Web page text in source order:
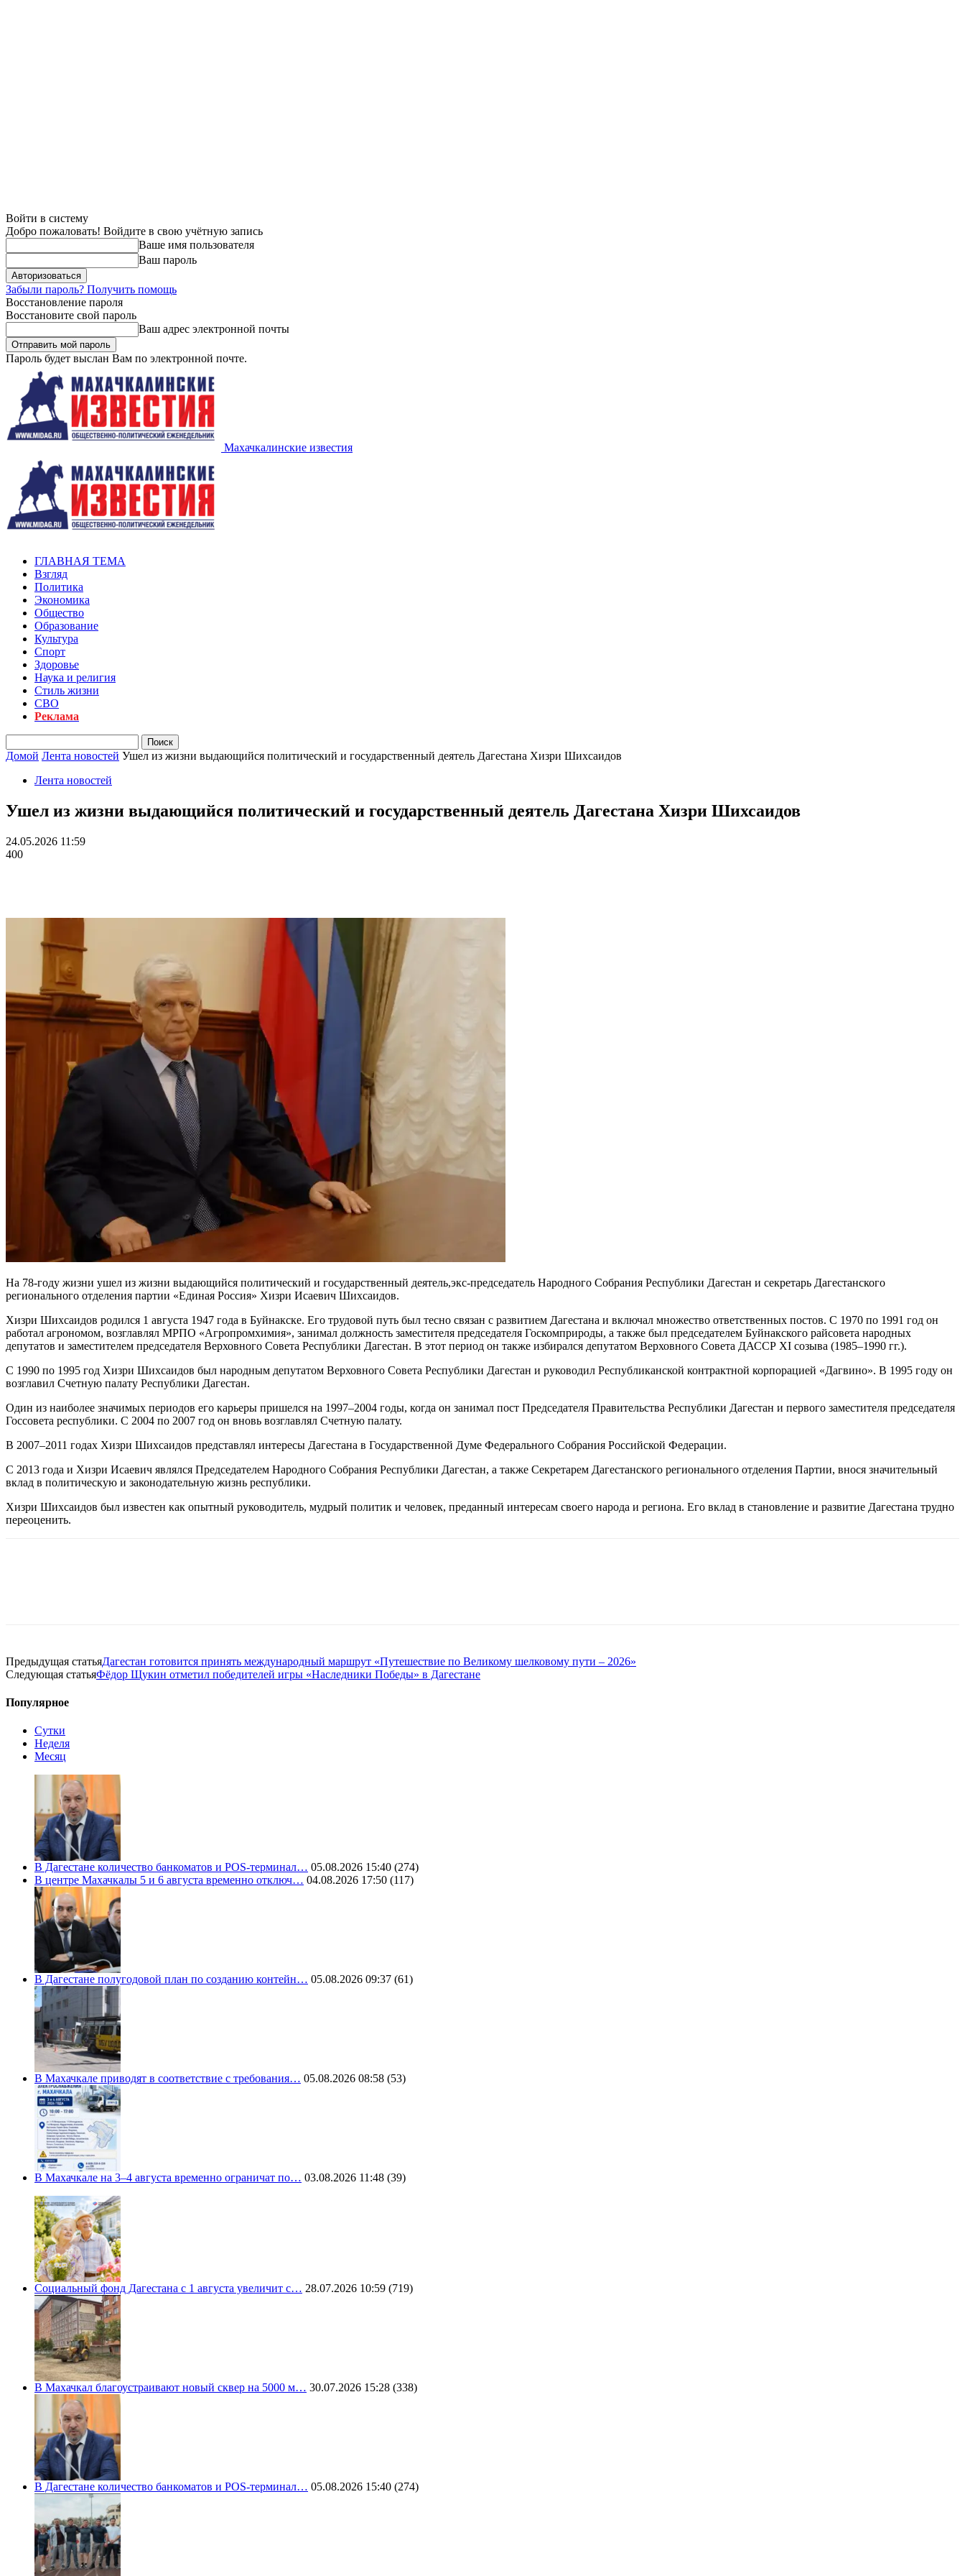
Войти в систему
Добро пожаловать! Войдите в свою учётную запись
Ваше имя пользователя
Ваш пароль
Забыли пароль? Получить помощь
Восстановление пароля
Восстановите свой пароль
Ваш адрес электронной почты
Пароль будет выслан Вам по электронной почте.
Махачкалинские известия
ГЛАВНАЯ ТЕМА
Взгляд
Политика
Экономика
Общество
Образование
Культура
Спорт
Здоровье
Наука и религия
Стиль жизни
СВО
Реклама
Домой Лента новостей Ушел из жизни выдающийся политический и государственный деятель Дагестана Хизри Шихсаидов
Лента новостей
Ушел из жизни выдающийся политический и государственный деятель Дагестана Хизри Шихсаидов
24.05.2026 11:59
400
На 78-году жизни ушел из жизни выдающийся политический и государственный деятель,экс-председатель Народного Собрания Республики Дагестан и секретарь Дагестанского
регионального отделения партии «Единая Россия» Хизри Исаевич Шихсаидов.
Хизри Шихсаидов родился 1 августа 1947 года в Буйнакске. Его трудовой путь был тесно связан с развитием Дагестана и включал множество ответственных постов. С 1970 по 1991 год он
работал агрономом, возглавлял МРПО «Агропромхимия», занимал должность заместителя председателя Госкомприроды, а также был председателем Буйнакского райсовета народных
депутатов и заместителем председателя Верховного Совета Республики Дагестан. В этот период он также избирался депутатом Верховного Совета ДАССР XI созыва (1985–1990 гг.).
С 1990 по 1995 год Хизри Шихсаидов был народным депутатом Верховного Совета Республики Дагестан и руководил Республиканской контрактной корпорацией «Дагвино». В 1995 году он
возглавил Счетную палату Республики Дагестан.
Один из наиболее значимых периодов его карьеры пришелся на 1997–2004 годы, когда он занимал пост Председателя Правительства Республики Дагестан и первого заместителя председателя
Госсовета республики. С 2004 по 2007 год он вновь возглавлял Счетную палату.
В 2007–2011 годах Хизри Шихсаидов представлял интересы Дагестана в Государственной Думе Федерального Собрания Российской Федерации.
С 2013 года и Хизри Исаевич являлся Председателем Народного Собрания Республики Дагестан, а также Секретарем Дагестанского регионального отделения Партии, внося значительный
вклад в политическую и законодательную жизнь республики.
Хизри Шихсаидов был известен как опытный руководитель, мудрый политик и человек, преданный интересам своего народа и региона. Его вклад в становление и развитие Дагестана трудно
переоценить.
Предыдущая статьяДагестан готовится принять международный маршрут «Путешествие по Великому шелковому пути – 2026»
Следующая статьяФёдор Щукин отметил победителей игры «Наследники Победы» в Дагестане
Популярное
Сутки
Неделя
Месяц
В Дагестане количество банкоматов и POS-терминал… 05.08.2026 15:40 (274)
В центре Махачкалы 5 и 6 августа временно отключ… 04.08.2026 17:50 (117)
В Дагестане полугодовой план по созданию контейн… 05.08.2026 09:37 (61)
В Махачкале приводят в соответствие с требования… 05.08.2026 08:58 (53)
В Махачкале на 3–4 августа временно ограничат по… 03.08.2026 11:48 (39)
Социальный фонд Дагестана с 1 августа увеличит с… 28.07.2026 10:59 (719)
В Махачкал благоустраивают новый сквер на 5000 м… 30.07.2026 15:28 (338)
В Дагестане количество банкоматов и POS-терминал… 05.08.2026 15:40 (274)